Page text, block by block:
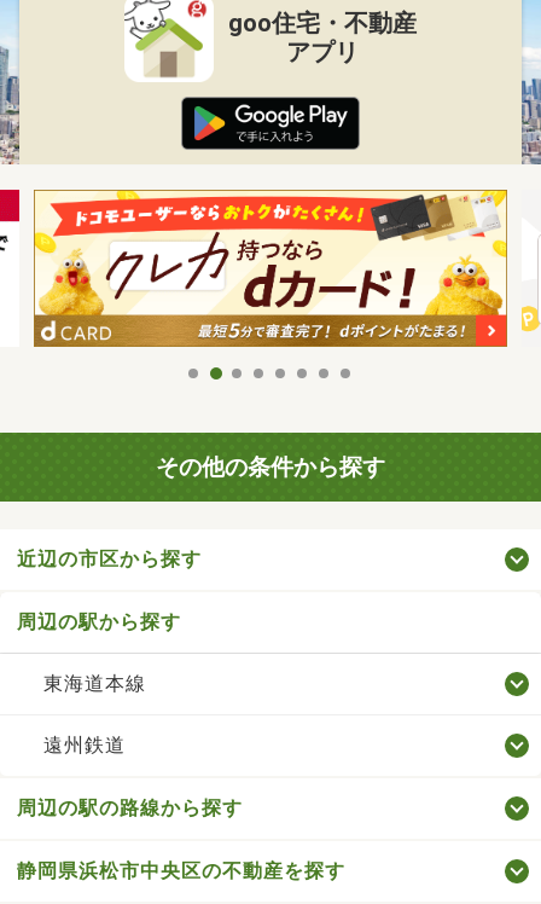
goo住宅・不動産
アプリ
その他の条件から探す
近辺の市区から探す
周辺の駅から探す
東海道本線
遠州鉄道
周辺の駅の路線から探す
静岡県浜松市中央区の不動産を探す